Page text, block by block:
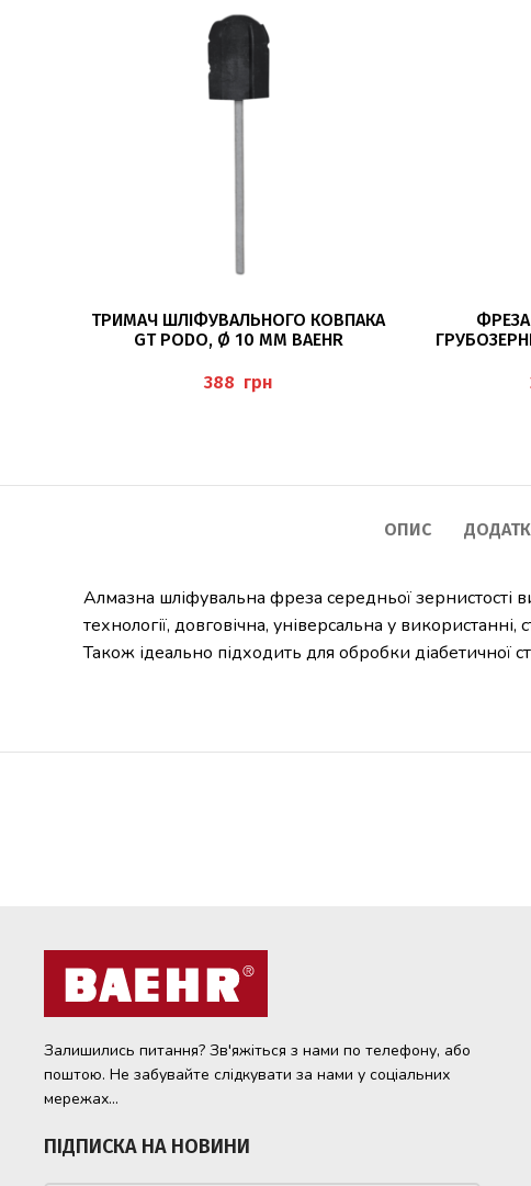
ДОДАТИ В КОШИК
ТРИМАЧ ШЛІФУВАЛЬНОГО КОВПАКА
GT PODO, Ø 10 ММ BAEHR
грн
ОПИС
Алмазна шліфувальна фреза середньої зернистості
технології, довговічна, універсальна у використанні,
Також ідеально підходить для обробки діабетичної
Залишились питання? Зв'яжіться з нами по телефону, або
поштою. Не забувайте слідкувати за нами у соціальних
мережах...
ПІДПИСКА НА НОВИНИ